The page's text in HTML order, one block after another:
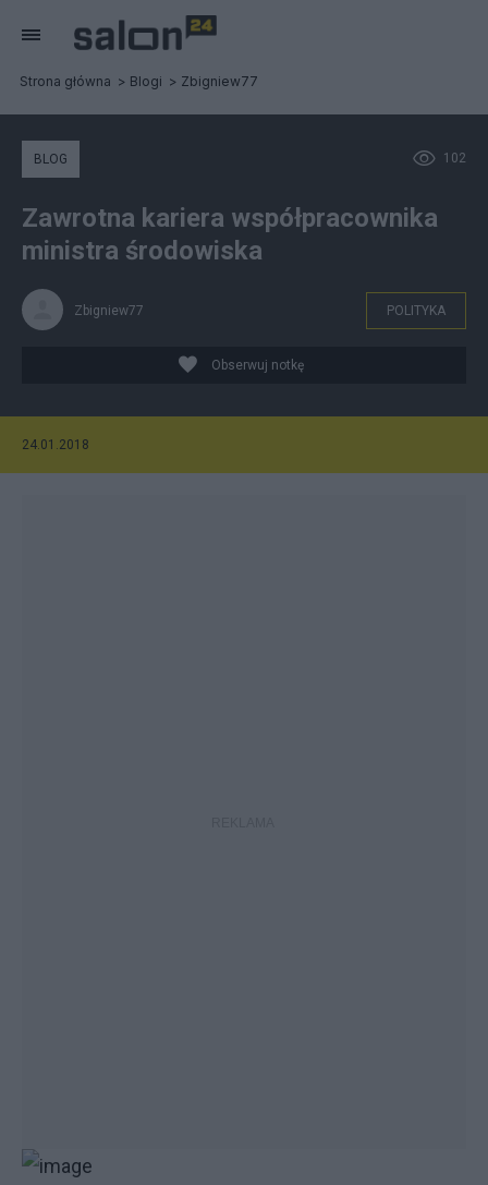
Strona główna Blogi Zbigniew77
102
BLOG
Zawrotna kariera współpracownika
ministra środowiska
Zbigniew77 POLITYKA
Obserwuj notkę
24.01.2018